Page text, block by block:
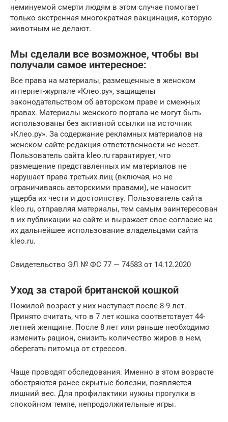
неминуемой смерти людям в этом случае помогает
только экстренная многократная вакцинация, которую
животным не делают.
Мы сделали все возможное, чтобы вы
получали самое интересное:
Все права на материалы, размещенные в женском
интернет-журнале «Клео.ру», защищены
законодательством об авторском праве и смежных
правах. Материалы женского портала не могут быть
использованы без активной ссылки на источник
«Клео.ру». За содержание рекламных материалов на
женском сайте редакция ответственности не несет.
Пользователь сайта kleo.ru гарантирует, что
размещение представленных им материалов не
нарушает права третьих лиц (включая, но не
ограничиваясь авторскими правами), не наносит
ущерба их чести и достоинству. Пользователь сайта
kleo.ru, отправляя материалы, тем самым заинтересован
в их публикации на сайте и выражает свое согласие на
их дальнейшее использование владельцами сайта
kleo.ru.
Свидетельство ЭЛ № ФС 77 — 74583 от 14.12.2020
Уход за старой британской кошкой
Пожилой возраст у них наступает после 8-9 лет.
Принято считать, что в 7 лет кошка соответствует 44-
летней женщине. После 8 лет или раньше необходимо
изменить рацион, снизить количество жиров в нем,
оберегать питомца от стрессов.
Чаще проводят обследования. Именно в этом возрасте
обостряются ранее скрытые болезни, появляется
лишний вес. Для профилактики нужны прогулки в
спокойном темпе, непродолжительные игры.